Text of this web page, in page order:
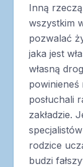
Inną
wszystkim
pozwalać
jaka jest
własną
powinieneś
posłuchali
zakładzie.
rodzice
budzi